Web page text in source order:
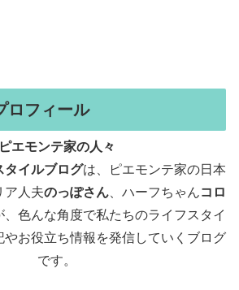
ロフィール
ピエモンテ家の人々
タイルブログは、ピエモンテ家の日本
ア人夫のっぽさん 、ハーフちゃんコロ
、色んな角度で私たちのライフスタイ
やお役立ち情報を発信していくブログ
です。